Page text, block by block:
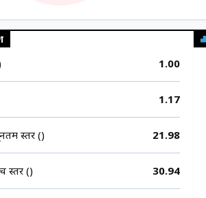
1.00
1.17
स्तर (₹) 21.98
स्तर (₹) 30.94